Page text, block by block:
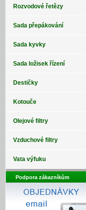
Rozvodové řetězy
Sada přepákování
Sada kyvky
Sada ložisek řízení
Destičky
Kotouče
Olejové filtry
Vzduchové filtry
Vata výfuku
Podpora zákazníkům